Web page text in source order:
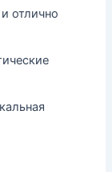
отлично